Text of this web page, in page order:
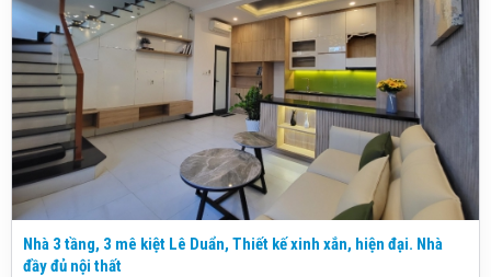
Nhà 3 tầng, 3 mê kiệt Lê Duẩn, Thiết kế xinh xắn, hiện đại. Nhà
đầy đủ nội thất